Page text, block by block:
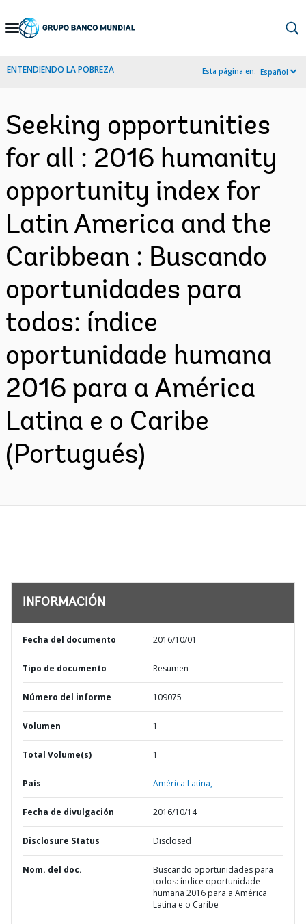
Skip
Navigation
ENTENDIENDO LA POBREZA Esta página en: Español
Seeking opportunities
for all : 2016 humanity
opportunity index for
Latin America and the
Caribbean : Buscando
oportunidades para
todos: índice
oportunidade humana
2016 para a América
Latina e o Caribe
(Portugués)
INFORMACIÓN
Fecha del documento 2016/10/01
Tipo de documento Resumen
Número del informe 109075
Volumen 1
Total Volume(s) 1
País América Latina,
Fecha de divulgación 2016/10/14
Disclosure Status Disclosed
Nom. del doc.
Buscando oportunidades para
todos: índice oportunidade
humana 2016 para a América
Latina e o Caribe